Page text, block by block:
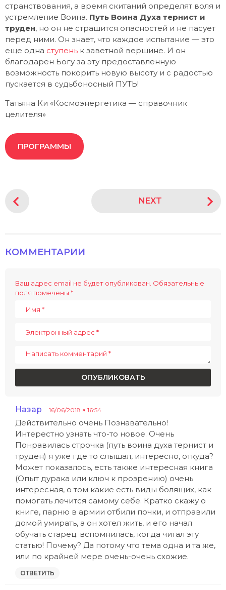
странствования, а время скитаний определят воля и
устремление Воина. Путь Воина Духа тернист и
труден, но он не страшится опасностей и не пасует
перед ними. Он знает, что каждое испытание — это
еще одна ступень к заветной вершине. И он
благодарен Богу за эту предоставленную
возможность покорить новую высоту и с радостью
пускается в судьбоносный ПУТЬ!
Татьяна Ки «Космоэнергетика — справочник
целителя»
ПРОГРАММЫ
a
NEXT
КОММЕНТАРИИ
Ваш адрес email не будет опубликован. Обязательные
поля помечены *
Назар 16/06/2018 в 16:54
Действительно очень Познавательно!
Интерестно узнать что-то новое. Очень
Понравилась строчка (путь воина духа тернист и
труден) я уже где то слышал, интересно, откуда?
Может показалось, есть также интересная книга
(Опыт дурака или ключ к прозрению) очень
интересная, о том какие есть виды болящих, как
помогать лечится самому себе. Кратко скажу о
книге, парню в армии отбили почки, и отправили
домой умирать, а он хотел жить, и его начал
обучать старец. вспомнилась, когда читал эту
статью! Почему? Да потому что тема одна и та же,
или по крайней мере очень-очень схожие.
ОТВЕТИТЬ